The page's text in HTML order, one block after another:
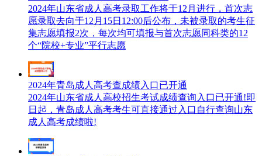
2024年山东省成人高考录取工作将于12月进行，首次志
愿录取去向于12月15日12:00后公布，未被录取的考生征
集志愿填报2次，每次均可填报与首次志愿同科类的12
个“院校+专业”平行志愿
2024年青岛成人高考查成绩入口已开通
2024年山东省成人高校招生考试成绩查询入口已开通!即
日起，青岛成人高考考生可直接通过入口自行查询山东
成人高考成绩啦!